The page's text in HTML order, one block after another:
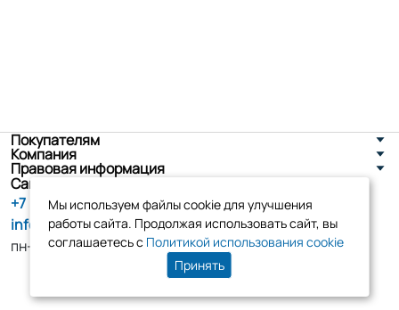
Покупателям
Компания
Правовая информация
Санкт-Петербург, ул. Новоселов д. 8
+7 (800) 555-86-90
info@tk-elko.ru
пн-пт, 10:00 - 18:00
Мы используем файлы cookie для улучшения
работы сайта. Продолжая использовать сайт, вы
соглашаетесь с Политикой использования cookie
Принять